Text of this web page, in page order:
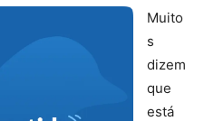
Muito
s
dizem
que
está